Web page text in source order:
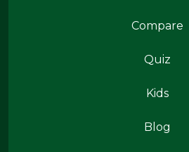
Benegrip Mais
Compare
Quiz
Kids
Blog